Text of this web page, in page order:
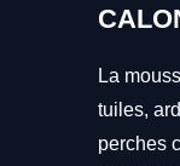
La
tuiles,
perches